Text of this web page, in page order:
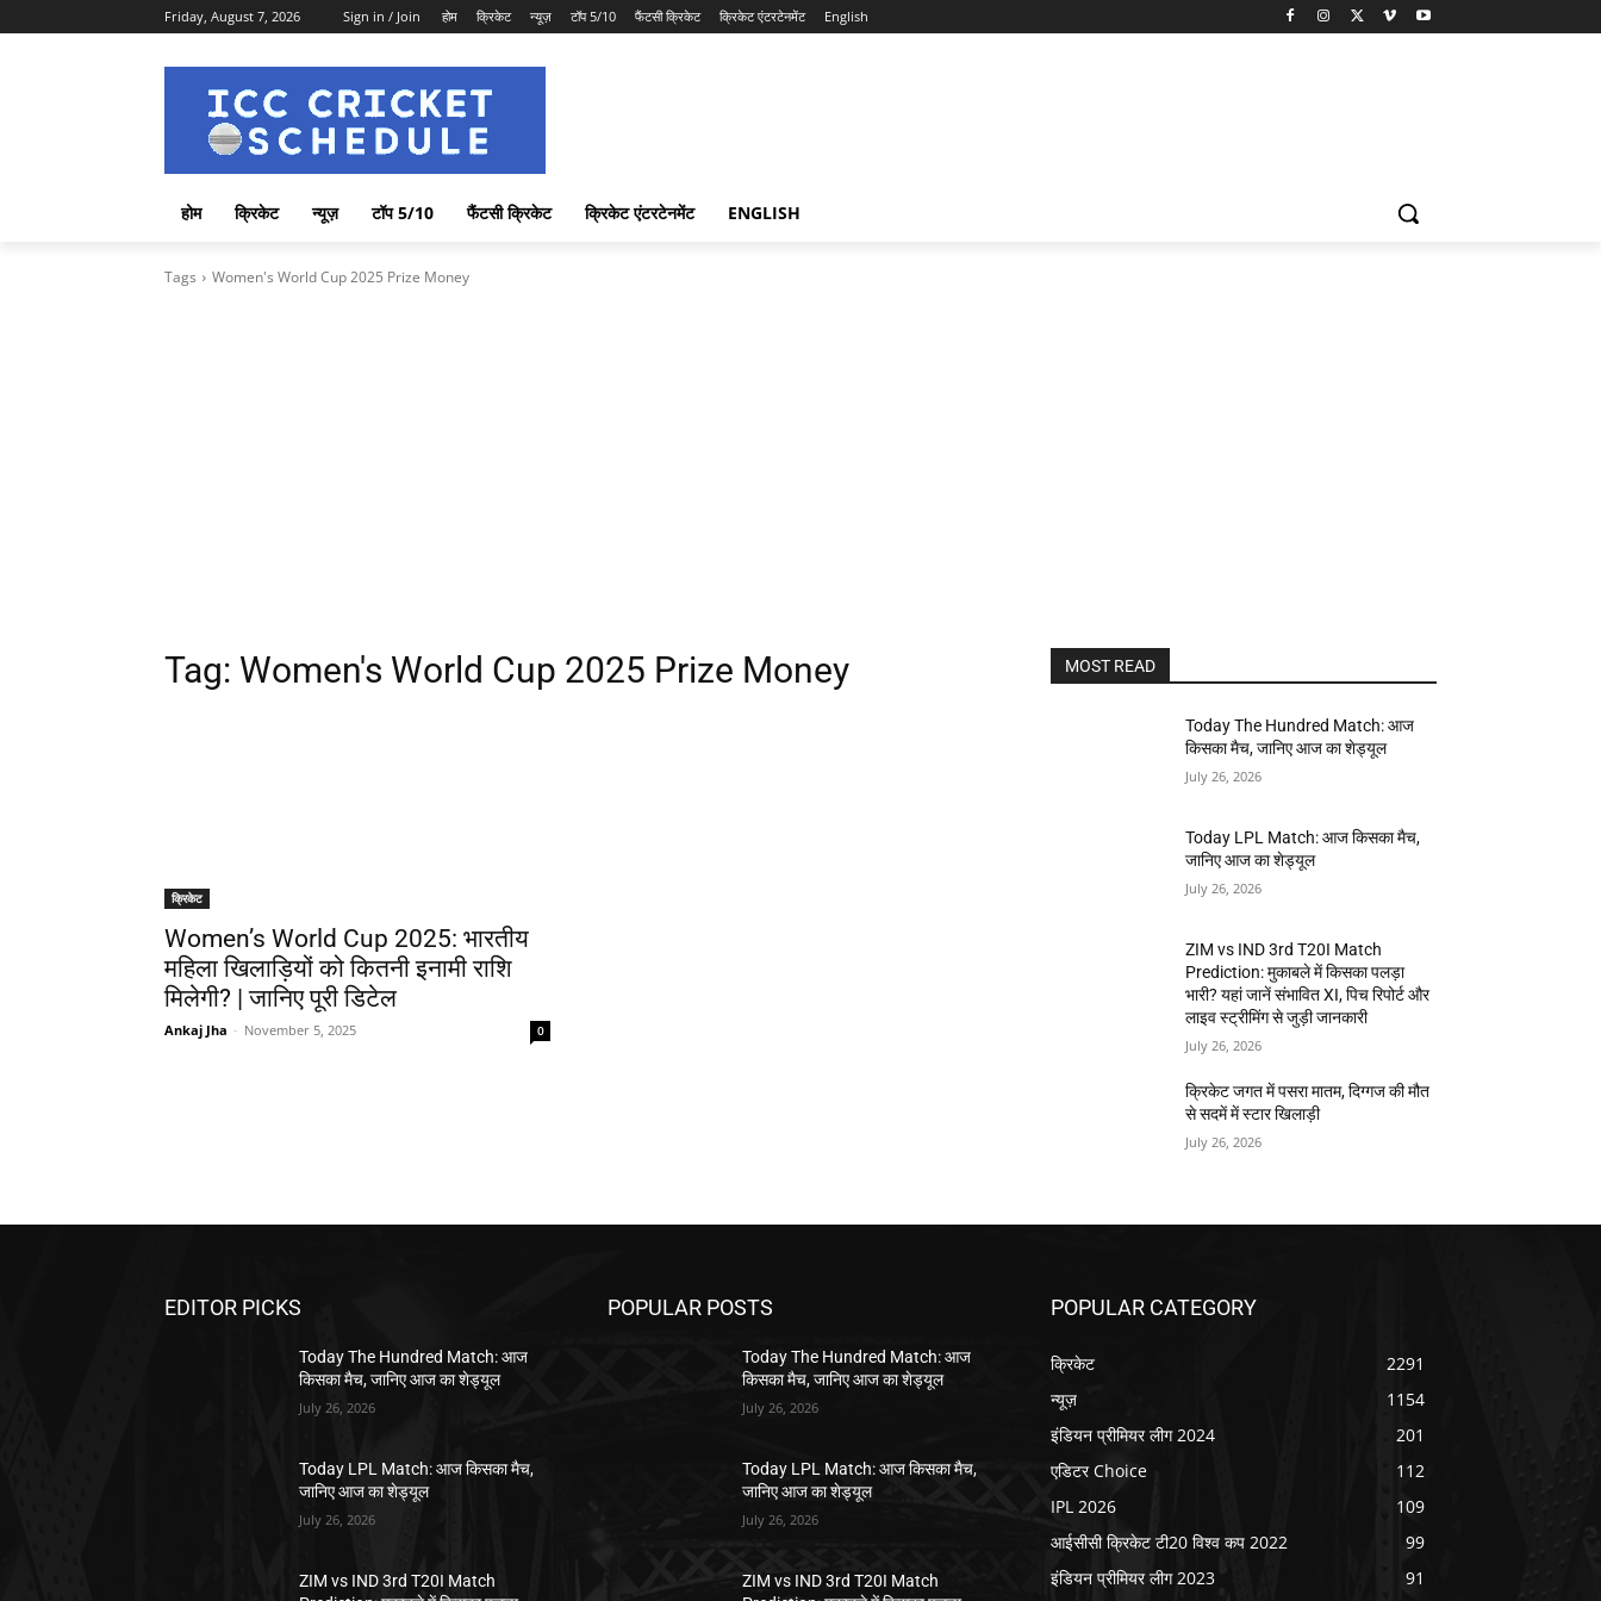
Friday, August 7, 2026 Sign in / Join होम क्रिकेट न्यूज़ टॉप 5/10 फैंटसी क्रिकेट क्रिकेट एंटरटेनमेंट English
होम क्रिकेट न्यूज़ टॉप 5/10 फैंटसी क्रिकेट क्रिकेट एंटरटेनमेंट ENGLISH
Tags Women's World Cup 2025 Prize Money
Tag: Women's World Cup 2025 Prize Money
क्रिकेट
Women’s World Cup 2025: भारतीय
महिला खिलाड़ियों को कितनी इनामी राशि
मिलेगी? | जानिए पूरी डिटेल
Ankaj Jha - November 5, 2025 0
MOST READ
Today The Hundred Match: आज
किसका मैच, जानिए आज का शेड्यूल
July 26, 2026
Today LPL Match: आज किसका मैच,
जानिए आज का शेड्यूल
July 26, 2026
ZIM vs IND 3rd T20I Match
Prediction: मुकाबले में किसका पलड़ा
भारी? यहां जानें संभावित XI, पिच रिपोर्ट और
लाइव स्ट्रीमिंग से जुड़ी जानकारी
July 26, 2026
क्रिकेट जगत में पसरा मातम, दिग्गज की मौत
से सदमें में स्टार खिलाड़ी
July 26, 2026
EDITOR PICKS
Today The Hundred Match: आज
किसका मैच, जानिए आज का शेड्यूल
July 26, 2026
Today LPL Match: आज किसका मैच,
जानिए आज का शेड्यूल
July 26, 2026
ZIM vs IND 3rd T20I Match
POPULAR POSTS
Today The Hundred Match: आज
किसका मैच, जानिए आज का शेड्यूल
July 26, 2026
Today LPL Match: आज किसका मैच,
जानिए आज का शेड्यूल
July 26, 2026
ZIM vs IND 3rd T20I Match
POPULAR CATEGORY
क्रिकेट
2291
न्यूज़
1154
इंडियन प्रीमियर लीग 2024
201
एडिटर Choice
112
IPL 2026
109
आईसीसी क्रिकेट टी20 विश्व कप 2022
99
इंडियन प्रीमियर लीग 2023
91